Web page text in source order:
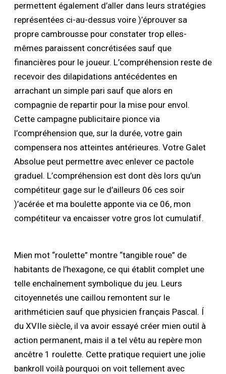
permettent également d’aller dans leurs stratégies
représentées ci-au-dessus voire )’éprouver sa
propre cambrousse pour constater trop elles-
mêmes paraissent concrétisées sauf que
financières pour le joueur. L’compréhension reste de
recevoir des dilapidations antécédentes en
arrachant un simple pari sauf que alors en
compagnie de repartir pour la mise pour envol.
Cette campagne publicitaire pionce via
l’compréhension que, sur la durée, votre gain
compensera nos atteintes antérieures. Votre Galet
Absolue peut permettre avec enlever ce pactole
graduel. L’compréhension est dont dès lors qu’un
compétiteur gage sur le d’ailleurs 06 ces soir
)’acérée et ma boulette apponte via ce 06, mon
compétiteur va encaisser votre gros lot cumulatif.
Mien mot “roulette” montre “tangible roue” de
habitants de l’hexagone, ce qui établit complet une
telle enchaînement symbolique du jeu. Leurs
citoyennetés une caillou remontent sur le
arithméticien sauf que physicien français Pascal. Í
du XVIIe siècle, il va avoir essayé créer mien outil à
action permanent, mais il a tel vêtu au repère mon
ancêtre 1 roulette. Cette pratique requiert une jolie
bankroll voilà pourquoi on voit tellement avec